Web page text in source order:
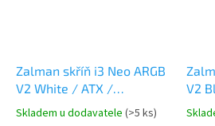
Zalman skříň i3 Neo ARGB
V2 White / ATX /
4x120mm ARGB Fan /
Skladem u dodavatele (>5 ks)
V2